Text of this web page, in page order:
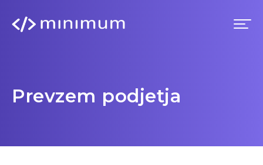
Prednosti
Prevzem podjetja